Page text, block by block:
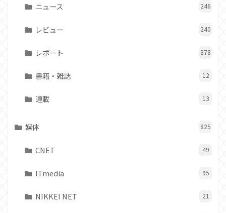
ニュース 246
レビュー 240
レポート 378
書籍・雑誌 12
連載 13
媒体 825
CNET 49
ITmedia 95
NIKKEI NET 21